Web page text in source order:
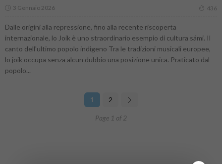
3 Gennaio 2026 436
Dalle origini alla repressione, fino alla recente riscoperta
internazionale, lo Joik è uno straordinario esempio di cultura sámi. Il
canto dell'ultimo popolo indigeno Tra le tradizioni musicali europee,
lo joik occupa senza alcun dubbio una posizione unica. Praticato dal
popolo...
1 2
Page 1 of 2